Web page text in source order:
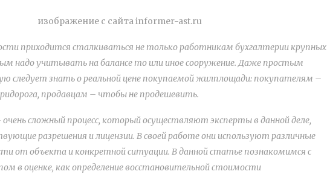
изображение с сайта informer-ast.ru
приходится сталкиваться не только работникам бухгалтерии крупных
надо учитывать на балансе то или иное сооружение. Даже простым
следует знать о реальной цене покупаемойжилплощади: покупателям –
продавцам – чтобы не продешевить.
сложный процесс, который осуществляют эксперты в данной деле,
разрешения и лицензии. В своей работе они используют различные
от объекта и конкретной ситуации. В данной статье познакомимся с
в оценке, как определение восстановительной стоимости